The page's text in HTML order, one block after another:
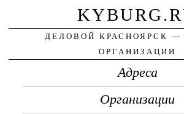
ДЕЛОВОЙ КРАСНОЯРСК —
ОРГАНИЗАЦИИ
Адреса
Организации